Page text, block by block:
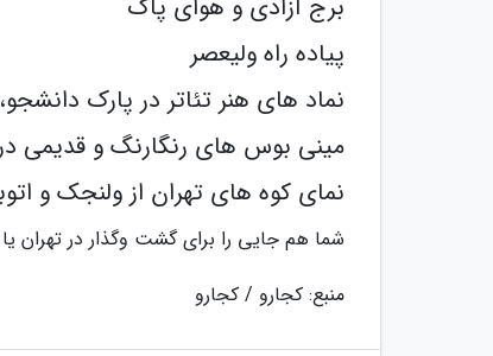
برج آزادی و هوای پاک
پیاده راه ولیعصر
نماد های هنر تئاتر در پارک
مینی بوس های رنگارنگ و قدیمی در
نمای کوه های تهران از ولنجک و
شما هم جایی را برای گشت وگذار در تهران
منبع: کجارو / کجارو